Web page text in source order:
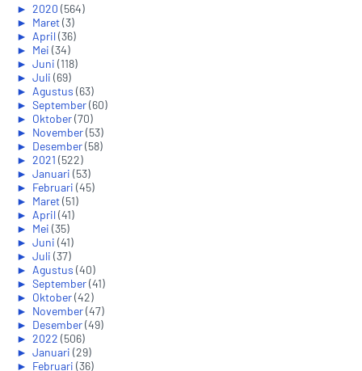
► 2020 (564)
► Maret(3)
► April(36)
► Mei (34)
► Juni (118)
► Juli (69)
► Agustus (63)
► September(60)
► Oktober(70)
► November(53)
► Desember(58)
► 2021 (522)
► Januari (53)
► Februari (45)
► Maret(51)
► April(41)
► Mei (35)
► Juni (41)
► Juli (37)
► Agustus (40)
► September(41)
► Oktober(42)
► November(47)
► Desember(49)
► 2022 (506)
► Januari (29)
► Februari (36)